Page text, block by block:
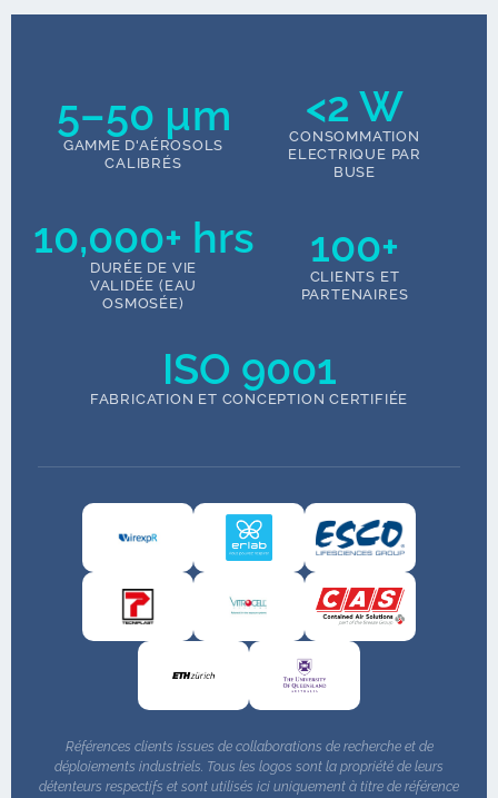
5–50 µm
GAMME D'AÉROSOLS
CALIBRÉS
<2 W
CONSOMMATION
ELECTRIQUE PAR
BUSE
10,000+ hrs
DURÉE DE VIE
VALIDÉE (EAU
OSMOSÉE)
100+
CLIENTS ET
PARTENAIRES
ISO 9001
FABRICATION ET CONCEPTION CERTIFIÉE
Références clients issues de collaborations de recherche et de
déploiements industriels. Tous les logos sont la propriété de leurs
détenteurs respectifs et sont utilisés ici uniquement à titre de référence